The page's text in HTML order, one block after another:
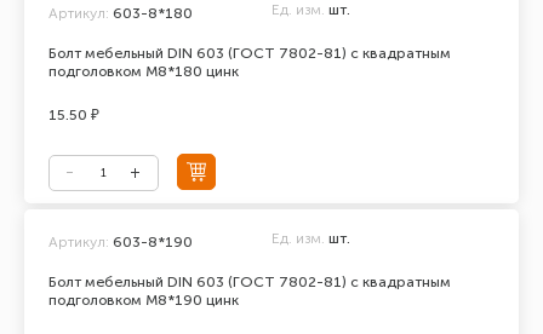
Болт мебельный DIN 603 (ГОСТ 7802-81) с квадратным
подголовком М8*180 цинк
Артикул: 603-8*180 Ед. изм. шт.
15.50 ₽
Болт мебельный DIN 603 (ГОСТ 7802-81) с квадратным
подголовком М8*190 цинк
Артикул: 603-8*190 Ед. изм. шт.